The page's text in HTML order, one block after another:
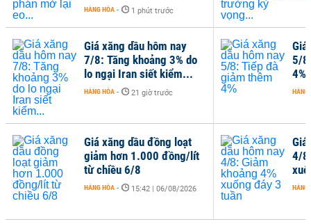
HÀNG HÓA - 1 phút trước
Giá xăng dầu hôm nay
7/8: Tăng khoảng 3% do
lo ngại Iran siết kiểm...
HÀNG HÓA - 21 giờ trước
Giá xăng dầu đồng loạt
giảm hơn 1.000 đồng/lít
từ chiều 6/8
HÀNG HÓA - 15:42 | 06/08/2026
Giá
5/
4%
HÀNG
Giá
4/
HÀNG